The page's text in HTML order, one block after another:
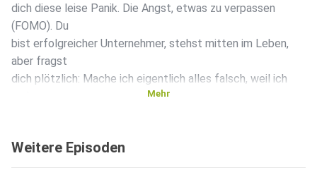
dich diese leise Panik. Die Angst, etwas zu verpassen
(FOMO). Du
bist erfolgreicher Unternehmer, stehst mitten im Leben,
aber fragst
dich plötzlich: Mache ich eigentlich alles falsch, weil ich
jemand, der seit 1995 in der Finanzwelt zu Hause ist, eine
Mehr
Weitere Episoden